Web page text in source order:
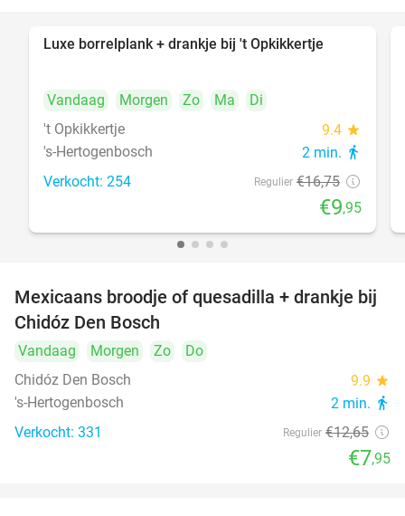
Luxe borrelplank + drankje bij 't Opkikkertje
Vandaag Morgen Zo Ma
Di
't Opkikkertje
9.4 star
's-Hertogenbosch 2 min. directions_walk
Verkocht: 254 Regulier €16,75
€9,95
37%
Mexicaans broodje of quesadilla + drankje bij
Chidóz Den Bosch
Vandaag Morgen Zo
Do
Chidóz Den Bosch
9.9 star
's-Hertogenbosch 2 min. directions_walk
Verkocht: 331 Regulier €12,65
€7,95